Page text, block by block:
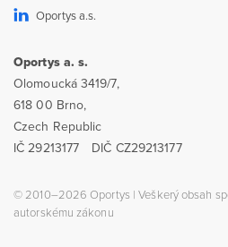
Oportys a.s.
Oportys a. s.
Olomoucká 3419/7,
618 00 Brno,
Czech Republic
IČ 29213177
DIČ CZ29213177
© 2010–2026 Oportys | Veškerý obsah
autorskému zákonu